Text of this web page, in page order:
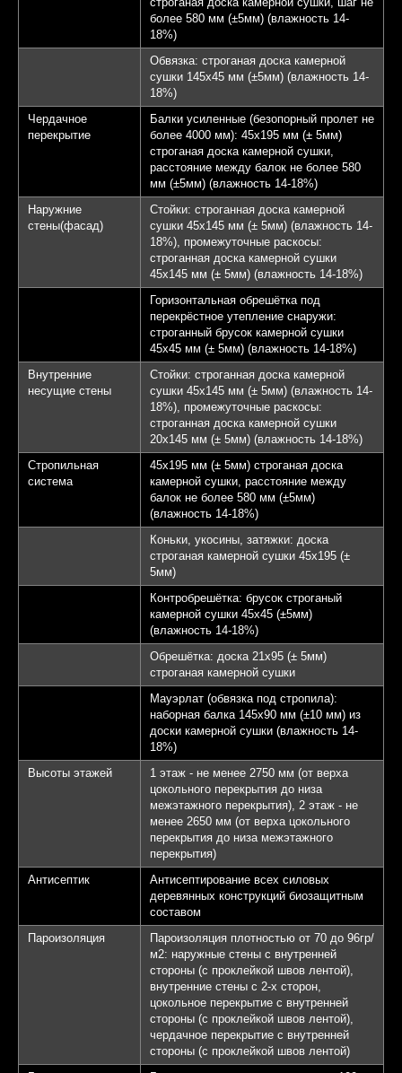
более 580 мм (±5мм) (влажность 14-
18%)
Обвязка: строганая доска камерной
сушки 145х45 мм (±5мм) (влажность 14-
18%)
Чердачное
перекрытие
Балки усиленные (безопорный пролет не
более 4000 мм): 45х195 мм (± 5мм)
строганая доска камерной сушки,
расстояние между балок не более 580
мм (±5мм) (влажность 14-18%)
Наружние
стены(фасад)
Стойки: строганная доска камерной
сушки 45х145 мм (± 5мм) (влажность 14-
18%), промежуточные раскосы:
строганная доска камерной сушки
45х145 мм (± 5мм) (влажность 14-18%)
Горизонтальная обрешётка под
перекрёстное утепление снаружи:
строганный брусок камерной сушки
45х45 мм (± 5мм) (влажность 14-18%)
Внутренние
несущие стены
Стойки: строганная доска камерной
сушки 45х145 мм (± 5мм) (влажность 14-
18%), промежуточные раскосы:
строганная доска камерной сушки
20х145 мм (± 5мм) (влажность 14-18%)
Стропильная
система
45х195 мм (± 5мм) строганая доска
камерной сушки, расстояние между
балок не более 580 мм (±5мм)
(влажность 14-18%)
Коньки, укосины, затяжки: доска
строганая камерной сушки 45х195 (±
5мм)
Контробрешётка: брусок строганый
камерной сушки 45х45 (±5мм)
(влажность 14-18%)
Обрешётка: доска 21х95 (± 5мм)
строганая камерной сушки
Мауэрлат (обвязка под стропила):
наборная балка 145х90 мм (±10 мм) из
доски камерной сушки (влажность 14-
18%)
Высоты этажей
1 этаж - не менее 2750 мм (от верха
цокольного перекрытия до низа
межэтажного перекрытия), 2 этаж - не
менее 2650 мм (от верха цокольного
перекрытия до низа межэтажного
перекрытия)
Антисептик
Антисептирование всех силовых
деревянных конструкций биозащитным
составом
Пароизоляция
Пароизоляция плотностью от 70 до 96гр/
м2: наружные стены с внутренней
стороны (с проклейкой швов лентой),
внутренние стены с 2-х сторон,
цокольное перекрытие с внутренней
стороны (с проклейкой швов лентой),
чердачное перекрытие с внутренней
стороны (с проклейкой швов лентой)